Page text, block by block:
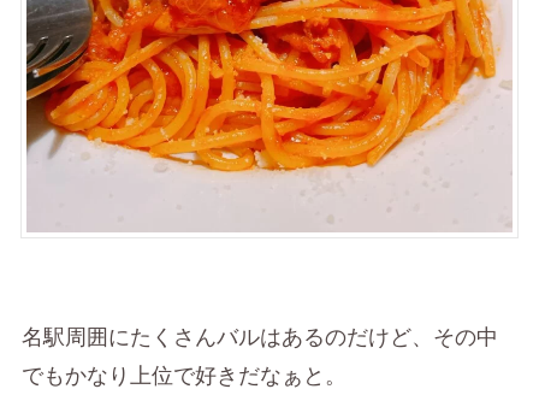
名駅周囲にたくさんバルはあるのだけど、その中
でもかなり上位で好きだなぁと。